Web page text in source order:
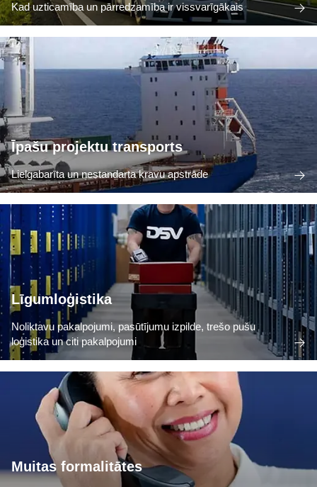
Kad uzticamība un pārredzamība ir vissvarīgākais
Īpašu projektu transports
Lielgabarīta un nestandarta kravu apstrāde
Līgumloģistika
Noliktavu pakalpojumi, pasūtījumu izpilde, trešo pušu
loģistika un citi pakalpojumi
Muitas formalitātes